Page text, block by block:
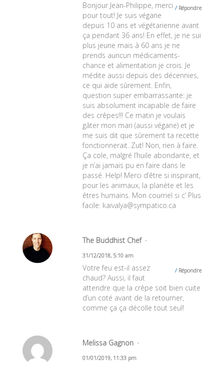
Répondre
Bonjour Jean-Philippe, merci
pour tout! Je suis végane
depuis 10 ans et végétarienne avant
ça pendant 36 ans! En effet, je ne sui
plus jeune mais à 60 ans je ne
prends auncun médicaments-
chance et alimentation je crois. Je
médite aussi depuis des décennies,
ce qui aide sûrement. Enfin,
question super embarrassante: je
suis absolument incapable de faire
des crêpes!!! Ce matin je voulais
gâter mon mari (aussi végane) et je
me suis dit que sûrement ta recette
fonctionnerait. Zut! Non, rien à faire.
Ça cole, malgré l’huile abondante, et
je n’ai jamais pu en faire dans le
passé. Help! Merci d’être si inspirant,
pour les animaux, la planète et les
êtres humains. Mon courriel si c’ Plus
facile: kaivalya@sympatico.ca
The Buddhist Chef
31/12/2018, 5:10 am
Répondre
Votre feu est-il assez
chaud? Aussi, il faut
attendre que la crêpe soit bien cuite
d’un coté avant de la retourner,
comme ça ça décolle tout seul!
Melissa Gagnon
01/01/2019, 11:33 pm